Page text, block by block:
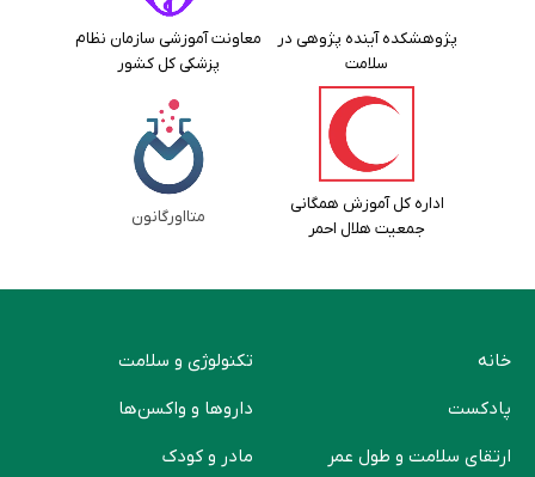
پژوهشکده آینده پژوهی در
سلامت
معاونت آموزشی سازمان نظام
پزشکی کل کشور
اداره کل آموزش همگانی
جمعیت هلال احمر
متااورگانون
خانه
پادکست
ارتقای سلامت و طول عمر
تکنولوژی و سلامت
دارو‌ها و واکسن‌ها
مادر و کودک